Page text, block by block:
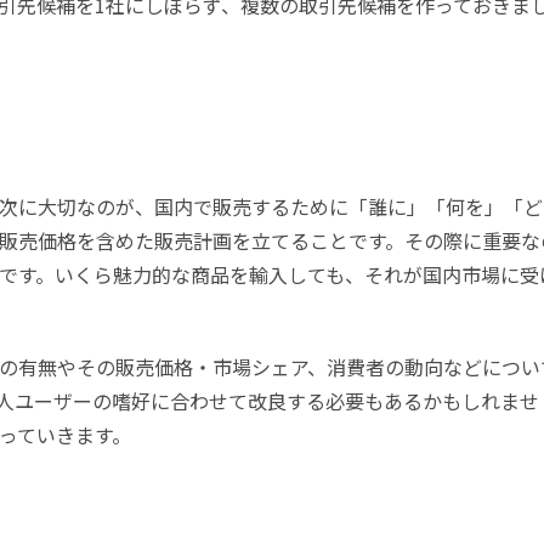
に大切なのが、国内で販売するために「誰に」「何を」「
売価格を含めた販売計画を立てることです。その際に重要
す。いくら魅力的な商品を輸入しても、それが国内市場に受
有無やその販売価格・市場シェア、消費者の動向などについ
ユーザーの嗜好に合わせて改良する必要もあるかもしれませ
いきます。